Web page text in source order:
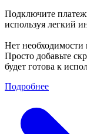
Подключите
используя легкий
Нет необходимости
Просто добавьте
будет готова к
Подробнее